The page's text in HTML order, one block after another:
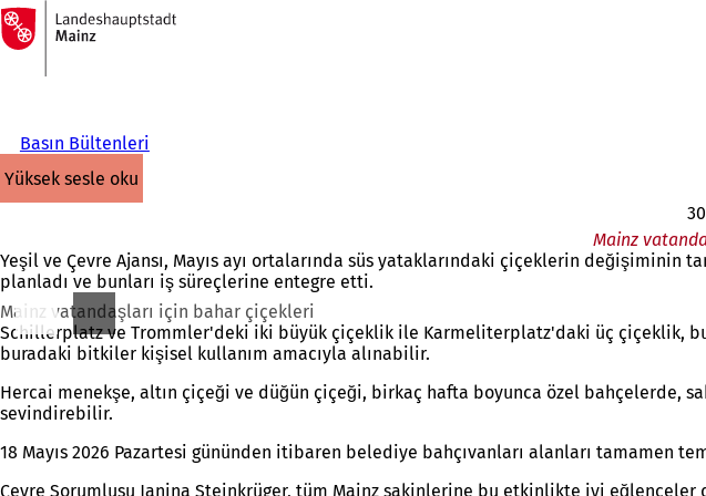
İçeriğe atla
Ana
sayfaya
Basın Bültenleri
yüksek sesle oku
Mainz
Yeşil ve Çevre Ajansı, Mayıs ayı ortalarında süs yataklarındaki çiçeklerin
planladı ve bunları iş süreçlerine entegre etti.
Mainz vatandaşları için bahar çiçekleri
Schillerplatz ve Trommler'deki iki büyük çiçeklik ile Karmeliterplatz'daki üç çiçeklik,
buradaki bitkiler kişisel kullanım amacıyla alınabilir.
Hercai menekşe, altın çiçeği ve düğün çiçeği, birkaç hafta boyunca özel bahçelerde,
sevindirebilir.
18 Mayıs 2026 Pazartesi gününden itibaren belediye bahçıvanları alanları tamamen
Çevre Sorumlusu Janina Steinkrüger, tüm Mainz sakinlerine bu etkinlikte iyi eğlenceler